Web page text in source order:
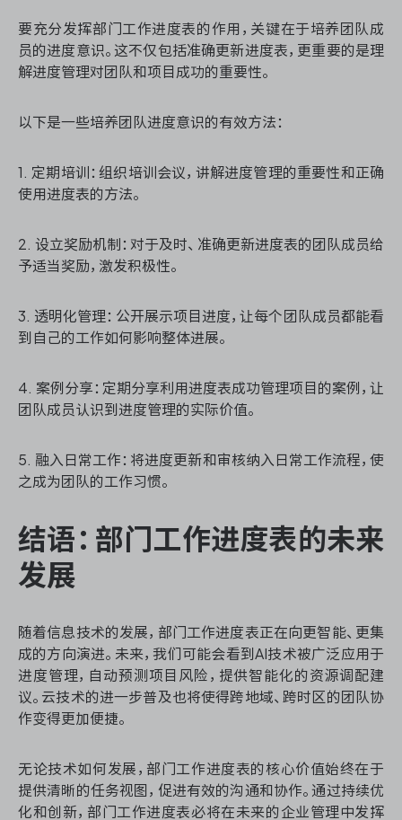
要充分发挥部门工作进度表的作用，关键在于培养团队成
员的进度意识。这不仅包括准确更新进度表，更重要的是理
解进度管理对团队和项目成功的重要性。
以下是一些培养团队进度意识的有效方法：
1. 定期培训：组织培训会议，讲解进度管理的重要性和正确
使用进度表的方法。
2. 设立奖励机制：对于及时、准确更新进度表的团队成员给
予适当奖励，激发积极性。
3. 透明化管理：公开展示项目进度，让每个团队成员都能看
到自己的工作如何影响整体进展。
4. 案例分享：定期分享利用进度表成功管理项目的案例，让
团队成员认识到进度管理的实际价值。
5. 融入日常工作：将进度更新和审核纳入日常工作流程，使
之成为团队的工作习惯。
结语：部门工作进度表的未来
发展
随着信息技术的发展，部门工作进度表正在向更智能、更集
成的方向演进。未来，我们可能会看到AI技术被广泛应用于
进度管理，自动预测项目风险，提供智能化的资源调配建
议。云技术的进一步普及也将使得跨地域、跨时区的团队协
作变得更加便捷。
无论技术如何发展，部门工作进度表的核心价值始终在于
提供清晰的任务视图，促进有效的沟通和协作。通过持续优
化和创新，部门工作进度表必将在未来的企业管理中发挥